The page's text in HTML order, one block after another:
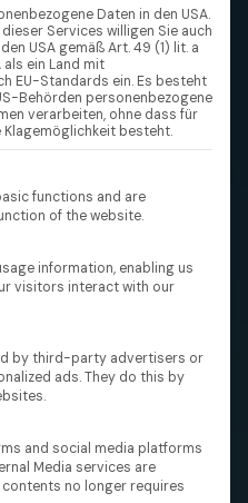
Daten in den USA.
Services willigen Sie auch
USA gemäß Art. 49 (1) lit. a
als ein Land mit
EU-Standards ein. Es besteht
Behörden personenbezogene
verarbeiten, ohne dass für
Klagemöglichkeit besteht.
Gruppen, für die eine
functions and are
of the website.
information, enabling us
visitors interact with our
by third-party advertisers or
ads. They do this by
and social media platforms
Media services are
no longer requires